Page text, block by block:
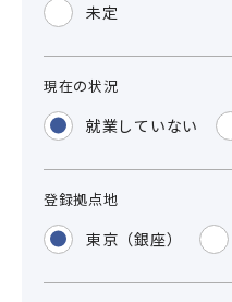
未定
現在の状況
就業していない
登録拠点地
東京（銀座）